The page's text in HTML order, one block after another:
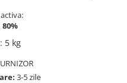
: 5 kg
3-5 zile